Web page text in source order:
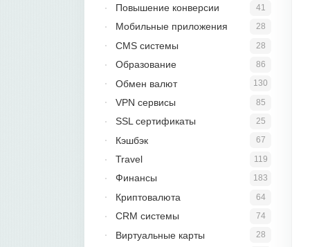
41
Повышение конверсии
28
Мобильные приложения
28
CMS системы
86
Образование
130
Обмен валют
85
VPN сервисы
25
SSL сертификаты
67
Кэшбэк
119
Travel
183
Финансы
64
Криптовалюта
74
CRM системы
28
Виртуальные карты